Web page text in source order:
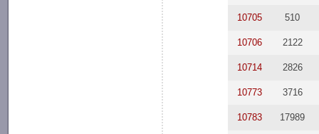
10705 510
10706 2122
10714 2826
10773 3716
10783 17989